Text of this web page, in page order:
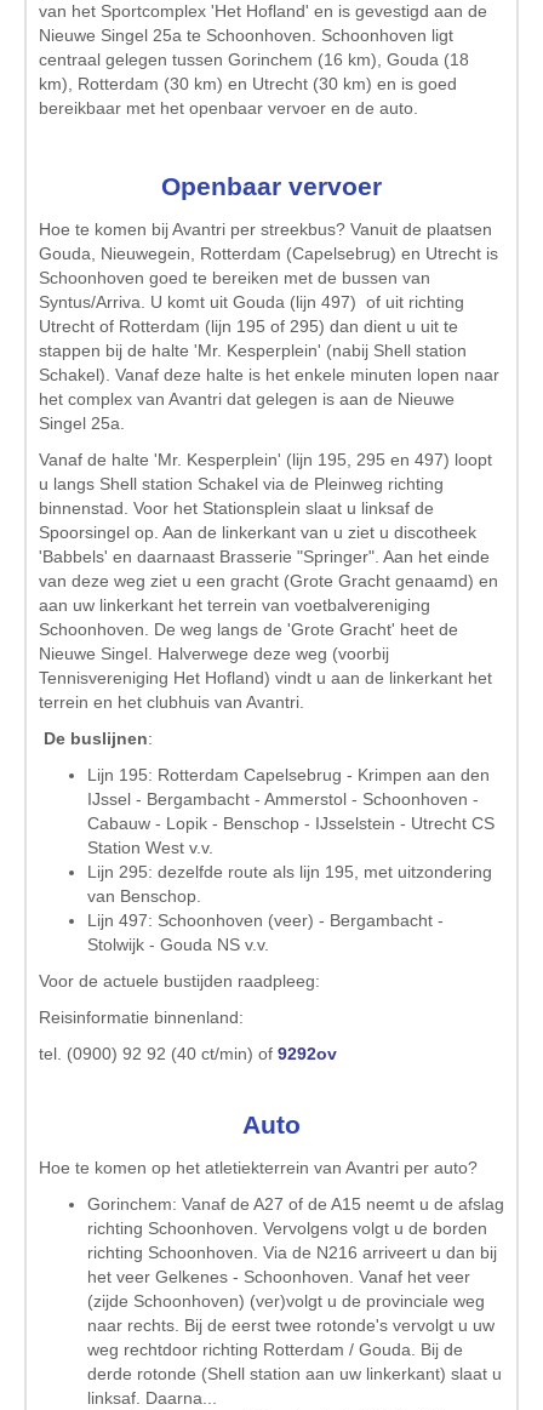
van het Sportcomplex 'Het Hofland' en is gevestigd aan de
Nieuwe Singel 25a te Schoonhoven. Schoonhoven ligt
centraal gelegen tussen Gorinchem (16 km), Gouda (18
km), Rotterdam (30 km) en Utrecht (30 km) en is goed
bereikbaar met het openbaar vervoer en de auto.
Openbaar vervoer
Hoe te komen bij Avantri per streekbus? Vanuit de plaatsen
Gouda, Nieuwegein, Rotterdam (Capelsebrug) en Utrecht is
Schoonhoven goed te bereiken met de bussen van
Syntus/Arriva. U komt uit Gouda (lijn 497) of uit richting
Utrecht of Rotterdam (lijn 195 of 295) dan dient u uit te
stappen bij de halte 'Mr. Kesperplein' (nabij Shell station
Schakel). Vanaf deze halte is het enkele minuten lopen naar
het complex van Avantri dat gelegen is aan de Nieuwe
Singel 25a.
Vanaf de halte 'Mr. Kesperplein' (lijn 195, 295 en 497) loopt
u langs Shell station Schakel via de Pleinweg richting
binnenstad. Voor het Stationsplein slaat u linksaf de
Spoorsingel op. Aan de linkerkant van u ziet u discotheek
'Babbels' en daarnaast Brasserie "Springer". Aan het einde
van deze weg ziet u een gracht (Grote Gracht genaamd) en
aan uw linkerkant het terrein van voetbalvereniging
Schoonhoven. De weg langs de 'Grote Gracht' heet de
Nieuwe Singel. Halverwege deze weg (voorbij
Tennisvereniging Het Hofland) vindt u aan de linkerkant het
terrein en het clubhuis van Avantri.
De buslijnen:
Lijn 195: Rotterdam Capelsebrug - Krimpen aan den
IJssel - Bergambacht - Ammerstol - Schoonhoven -
Cabauw - Lopik - Benschop - IJsselstein - Utrecht CS
Station West v.v.
Lijn 295: dezelfde route als lijn 195, met uitzondering
van Benschop.
Lijn 497: Schoonhoven (veer) - Bergambacht -
Stolwijk - Gouda NS v.v.
Voor de actuele bustijden raadpleeg:
Reisinformatie binnenland:
tel. (0900) 92 92 (40 ct/min) of 9292ov
Auto
Hoe te komen op het atletiekterrein van Avantri per auto?
Gorinchem: Vanaf de A27 of de A15 neemt u de afslag
richting Schoonhoven. Vervolgens volgt u de borden
richting Schoonhoven. Via de N216 arriveert u dan bij
het veer Gelkenes - Schoonhoven. Vanaf het veer
(zijde Schoonhoven) (ver)volgt u de provinciale weg
naar rechts. Bij de eerst twee rotonde's vervolgt u uw
weg rechtdoor richting Rotterdam / Gouda. Bij de
derde rotonde (Shell station aan uw linkerkant) slaat u
linksaf. Daarna...